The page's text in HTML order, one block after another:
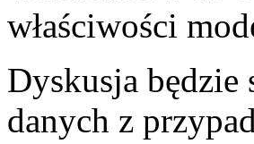
właściwości
Dyskusja będzie
danych z